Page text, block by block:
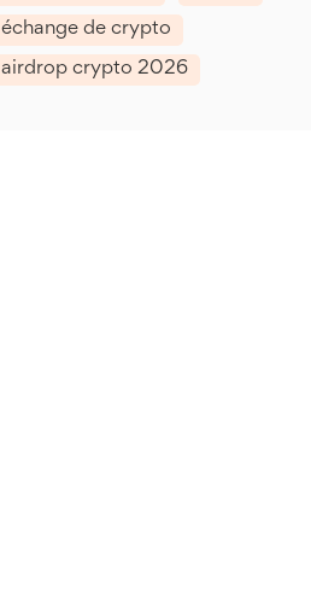
échange de crypto
airdrop crypto 2026